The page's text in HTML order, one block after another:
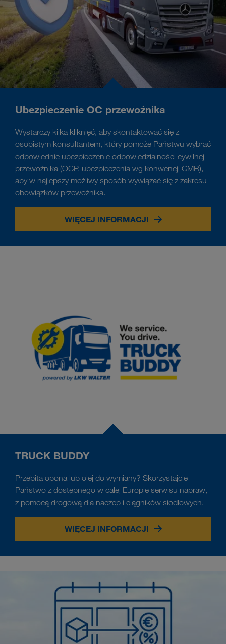
Ubezpieczenie OC przewoźnika
Wystarczy kilka kliknięć, aby skontaktować się z
osobistym konsultantem, który pomoże Państwu wybrać
odpowiednie ubezpieczenie odpowiedzialności cywilnej
przewoźnika (OCP, ubezpieczenia wg konwencji CMR),
aby w najlepszy możliwy sposób wywiązać się z zakresu
obowiązków przewoźnika.
WIĘCEJ INFORMACJI
TRUCK BUDDY
Przebita opona lub olej do wymiany? Skorzystajcie
Państwo z dostępnego w całej Europie serwisu napraw,
z pomocą drogową dla naczep i ciągników siodłowych.
WIĘCEJ INFORMACJI